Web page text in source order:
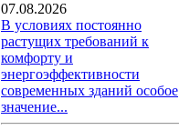
07.08.2026
В условиях постоянно
растущих требований к
комфорту и
энергоэффективности
современных зданий особое
значение...